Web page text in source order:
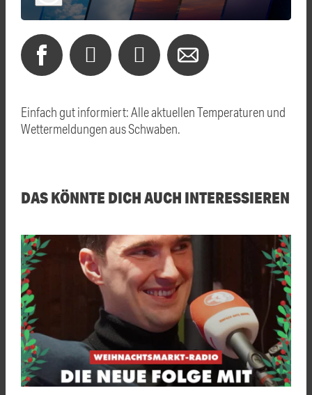
Einfach gut informiert: Alle aktuellen Temperaturen und
Wettermeldungen aus Schwaben.
DAS KÖNNTE DICH AUCH INTERESSIEREN